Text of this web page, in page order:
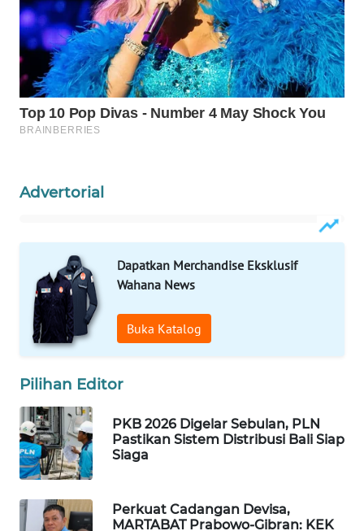
Advertorial
Dapatkan Merchandise Eksklusif
Wahana News
Buka Katalog
Pilihan Editor
PKB 2026 Digelar Sebulan, PLN
Pastikan Sistem Distribusi Bali Siap
Siaga
Perkuat Cadangan Devisa,
MARTABAT Prabowo-Gibran: KEK
KONSUMEN
LISTRIK
MASYARAKAT
KELISTRIKAN
MARTABAT
NET
PLN
WATCH
MKLI
LPKKI
LKKI
KOPEKLIN